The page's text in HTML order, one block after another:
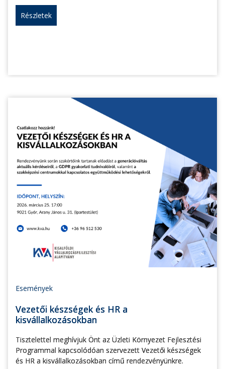
Részletek
Események
Vezetői készségek és HR a
kisvállalkozásokban
Tisztelettel meghívjuk Önt az Üzleti Környezet Fejlesztési
Programmal kapcsolódóan szervezett Vezetői készségek
és HR a kisvállalkozásokban című rendezvényünkre.